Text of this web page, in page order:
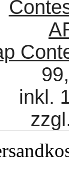
inkl.